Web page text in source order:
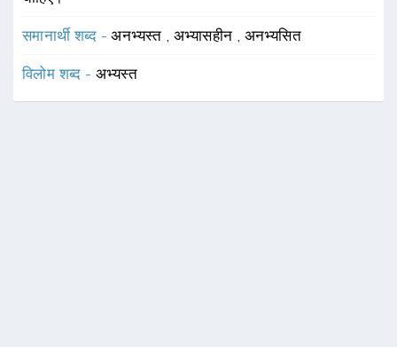
समानार्थी शब्द -अनभ्यस्त ,अभ्यासहीन , अनभ्यसित
विलोम शब्द - अभ्यस्त